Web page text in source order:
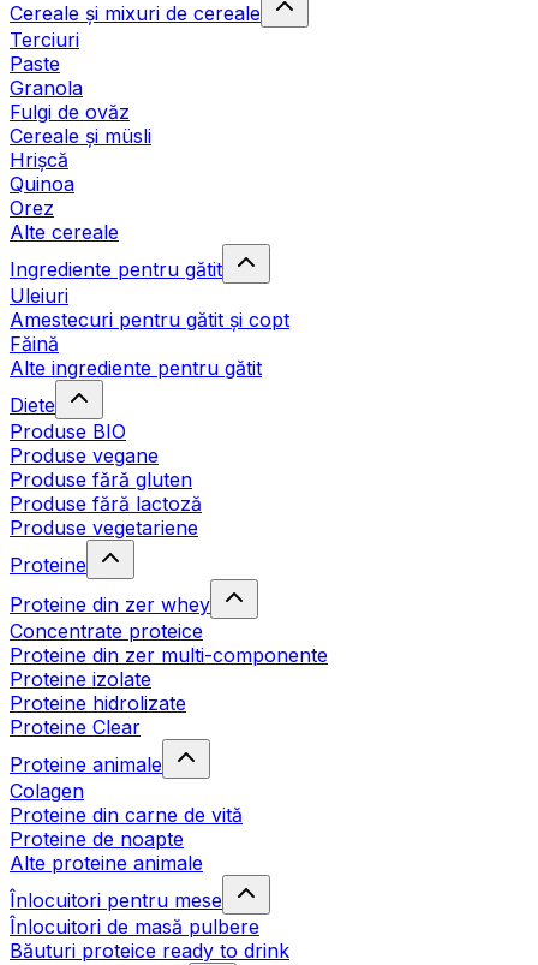
Cereale și mixuri de cereale
Terciuri
Paste
Granola
Fulgi de ovăz
Cereale și müsli
Hrișcă
Quinoa
Orez
Alte cereale
Ingrediente pentru gătit
Uleiuri
Amestecuri pentru gătit și copt
Făină
Alte ingrediente pentru gătit
Diete
Produse BIO
Produse vegane
Produse fără gluten
Produse fără lactoză
Produse vegetariene
Proteine
Proteine din zer whey
Concentrate proteice
Proteine din zer multi-componente
Proteine izolate
Proteine hidrolizate
Proteine Clear
Proteine animale
Colagen
Proteine din carne de vită
Proteine de noapte
Alte proteine animale
Înlocuitori pentru mese
Înlocuitori de masă pulbere
Băuturi proteice ready to drink